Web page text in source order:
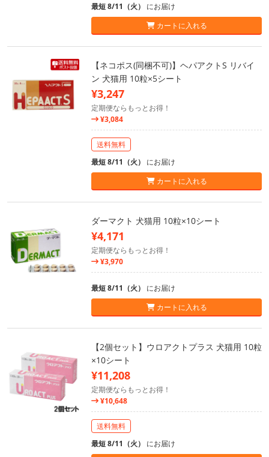
最短 8/11（火） にお届け
カートに入れる
【ネコポス(同梱不可)】ヘパアクトS リバイ
ン 犬猫用 10粒×5シート
¥3,247
定期便ならもっとお得！
¥3,084
送料無料
最短 8/11（火） にお届け
カートに入れる
ダーマクト 犬猫用 10粒×10シート
¥4,171
定期便ならもっとお得！
¥3,970
最短 8/11（火） にお届け
カートに入れる
【2個セット】ウロアクトプラス 犬猫用 10粒
×10シート
¥11,208
定期便ならもっとお得！
¥10,648
送料無料
最短 8/11（火） にお届け